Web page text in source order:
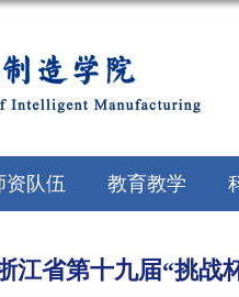
资队伍 教育教学
江省第十九届“挑战